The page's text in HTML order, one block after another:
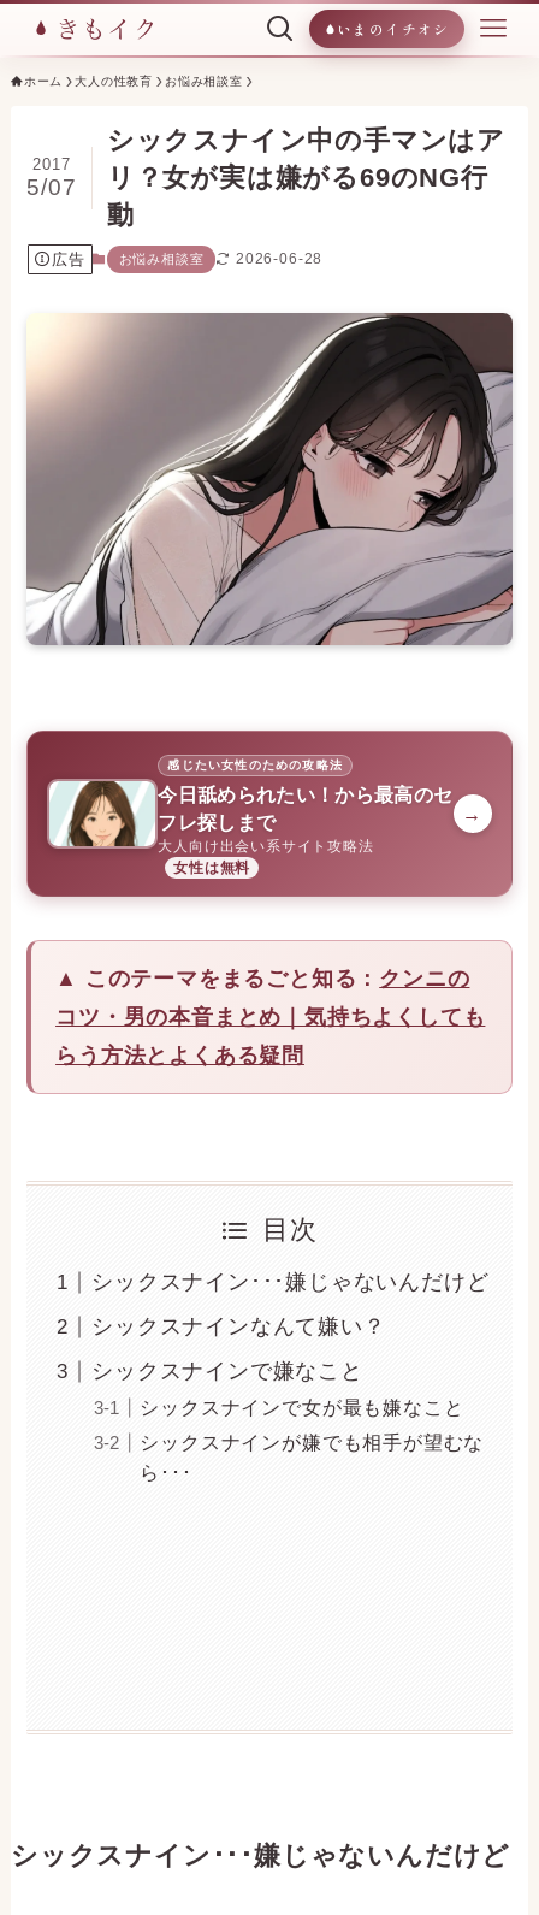
いまのイチオシ
ホーム 大人の性教育 お悩み相談室
シックスナイン中の手マンはア
リ？女が実は嫌がる69のNG行
動
2017
5/07
広告 お悩み相談室 2026-06-28
感じたい女性のための攻略法
今日舐められたい！から最高のセ
フレ探しまで
大人向け出会い系サイト攻略法
女性は無料
→
▲ このテーマをまるごと知る： クンニの
コツ・男の本音まとめ｜気持ちよくしても
らう方法とよくある疑問
目次
シックスナイン･･･嫌じゃないんだけど
シックスナインなんて嫌い？
シックスナインで嫌なこと
シックスナインで女が最も嫌なこと
シックスナインが嫌でも相手が望むな
ら･･･
シックスナイン･･･嫌じゃないんだけど